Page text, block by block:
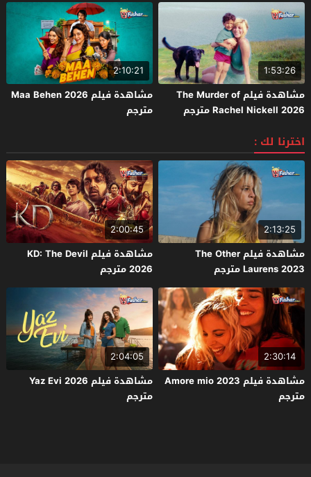
1:53:26
مشاهدة فيلم The Murder of
Rachel Nickell 2026 مترجم
2:10:21
مشاهدة فيلم Maa Behen 2026
مترجم
اخترنا لك :
2:13:25
مشاهدة فيلم The Other
Laurens 2023 مترجم
2:00:45
مشاهدة فيلم KD: The Devil
2026 مترجم
2:30:14
مشاهدة فيلم Amore mio 2023
مترجم
2:04:05
مشاهدة فيلم Yaz Evi 2026
مترجم